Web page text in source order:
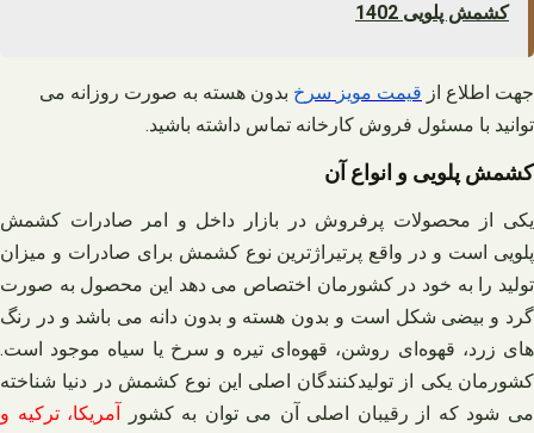
کشمش پلویی 1402
جهت اطلاع از قیمت مویز سرخ بدون هسته به صورت روزانه می
توانید با مسئول فروش کارخانه تماس داشته باشید.
کشمش پلویی و انواع آن
یکی از محصولات پرفروش در بازار داخل و امر صادرات کشمش
پلویی است و در واقع پرتیراژ‌ترین نوع کشمش برای صادرات و میزان
تولید را به خود در کشورمان اختصاص می‌ دهد این محصول به صورت
گرد و بیضی شکل است و بدون هسته و بدون دانه می‌ باشد و در رنگ‌
های زرد، قهوه‌ای روشن، قهوه‌ای تیره و سرخ یا سیاه موجود است.
کشورمان یکی از تولیدکنندگان اصلی این نوع کشمش در دنیا شناخته
می‌ شود که از رقیبان اصلی آن می‌ توان به کشور
آمریکا، ترکیه و